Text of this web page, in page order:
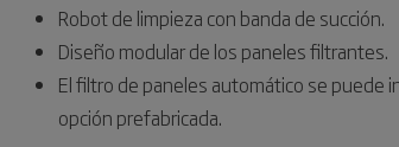
Robot de limpieza con banda de succión.
Diseño modular de los paneles filtrantes.
El filtro de paneles automático se puede
opción prefabricada.